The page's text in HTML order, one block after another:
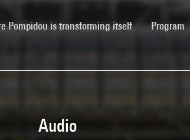
Pompidou is transforming itself(current)Program
Audio